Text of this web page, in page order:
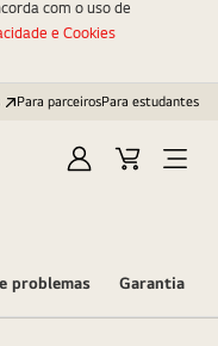
Para parceirosPara estudantes
EntrarCarrinhoOpen
problemas Garantia
com o uso de
e Cookies